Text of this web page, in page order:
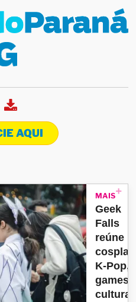
AQUI
MAIS
Geek
Falls
reúne
K-Pop,
games
cultura